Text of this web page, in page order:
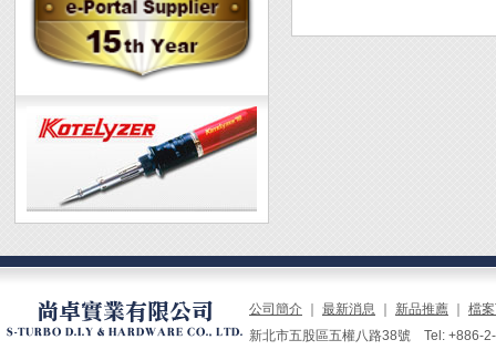
公司簡介 最新消息 新品推薦
檔
新北市五股區五權八路38號 Tel: